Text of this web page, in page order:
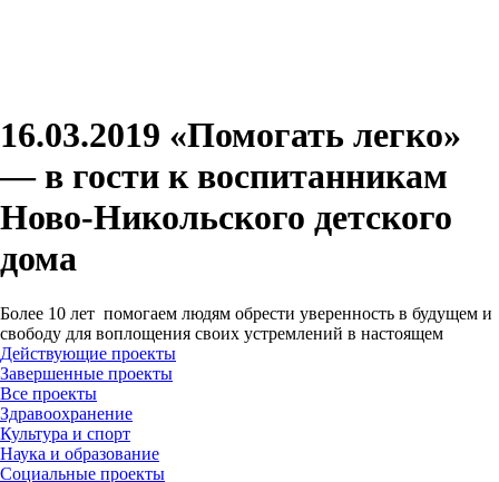
16.03.2019 «Помогать легко»
— в гости к воспитанникам
Ново-Никольского детского
дома
Более 10 лет помогаем людям обрести уверенность в будущем и
свободу для воплощения своих устремлений в настоящем
Действующие проекты
Завершенные проекты